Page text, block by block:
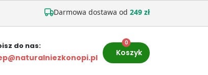
Darmowa dostawa od 249 zł
do nas:
Koszyk
0